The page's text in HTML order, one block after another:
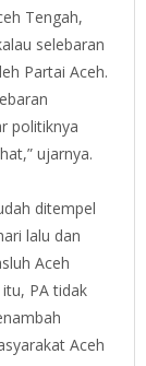
Tengah,
selebaran
Partai Aceh.
politiknya
ujarnya.
ditempel
lalu dan
Aceh
PA tidak
Aceh